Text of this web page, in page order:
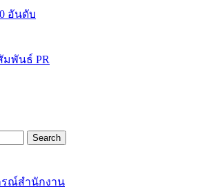
มพันธ์ PR
รณ์สำนักงาน